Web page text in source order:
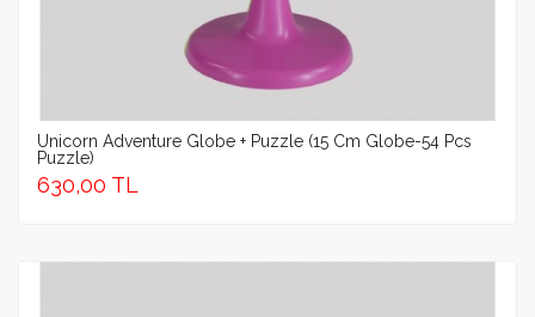
Unicorn Adventure Globe + Puzzle (15 Cm Globe-54 Pcs
Puzzle)
630,00 TL